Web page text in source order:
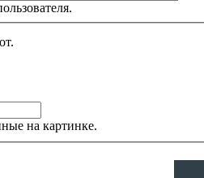
на картинке.